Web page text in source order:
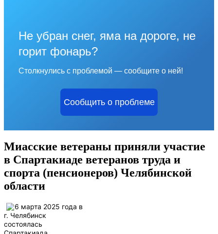
Не убран снег, яма на дороге, не
горит фонарь?
Столкнулись с проблемой — сообщите о ней!
Сообщить о проблеме
Миасские ветераны приняли участие
в Спартакиаде ветеранов труда и
спорта (пенсионеров) Челябинской
области
6 марта 2025 года в
г. Челябинск
состоялась